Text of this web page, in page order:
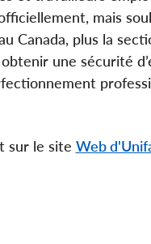
mais
Canada, plus la
une sécurité
sur le site Web